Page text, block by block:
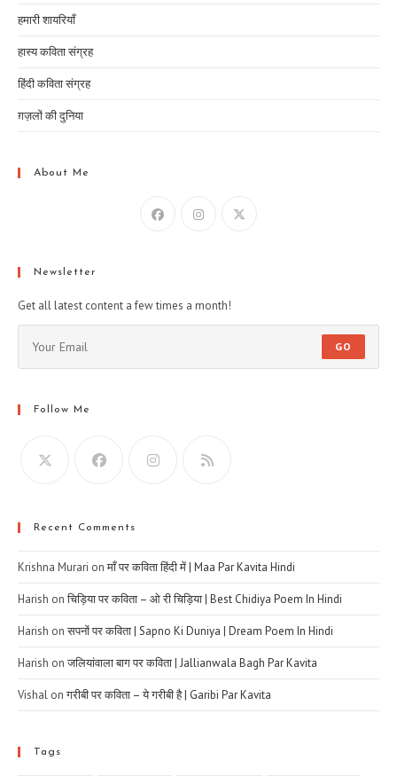
हमारी शायरियाँ
हास्य कविता संग्रह
हिंदी कविता संग्रह
ग़ज़लों की दुनिया
About Me
Newsletter
Get all latest content a few times a month!
GO
Follow Me
Recent Comments
Krishna Murari onमाँ पर कविता हिंदी में | Maa Par Kavita Hindi
Harish onचिड़िया पर कविता – ओ री चिड़िया | Best Chidiya Poem In Hindi
Harish onसपनों पर कविता | Sapno Ki Duniya | Dream Poem In Hindi
Harish onजलियांवाला बाग पर कविता | Jallianwala Bagh Par Kavita
Vishal onगरीबी पर कविता – ये गरीबी है | Garibi Par Kavita
Tags